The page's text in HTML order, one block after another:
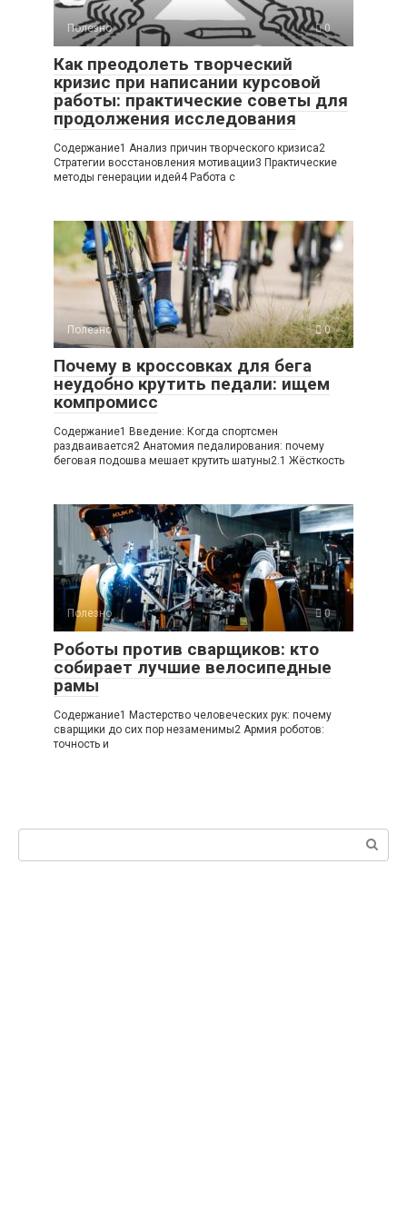
Полезно 0
Как преодолеть творческий
кризис при написании курсовой
работы: практические советы для
продолжения исследования
Содержание1 Анализ причин творческого кризиса2
Стратегии восстановления мотивации3 Практические
методы генерации идей4 Работа с
Полезно 0
Почему в кроссовках для бега
неудобно крутить педали: ищем
компромисс
Содержание1 Введение: Когда спортсмен
раздваивается2 Анатомия педалирования: почему
беговая подошва мешает крутить шатуны2.1 Жёсткость
Полезно 0
Роботы против сварщиков: кто
собирает лучшие велосипедные
рамы
Содержание1 Мастерство человеческих рук: почему
сварщики до сих пор незаменимы2 Армия роботов:
точность и